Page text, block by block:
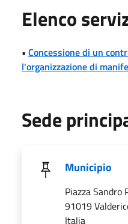
Elenco
• Concessione di un
l'organizzazione di
Sede
Municipio
Piazza Sandro
91019
Italia